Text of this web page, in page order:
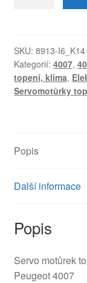
topení
Peugeot
VHB30-
30005-
A
SKU: 8913-I6_K14
Kategorií: 4007,
topení, klima,
Servomotůrky
Popis
Další informace
Popis
Servo motůrek
Peugeot 4007